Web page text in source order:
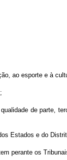
ao esporte e à
de parte,
Estados e do
perante os